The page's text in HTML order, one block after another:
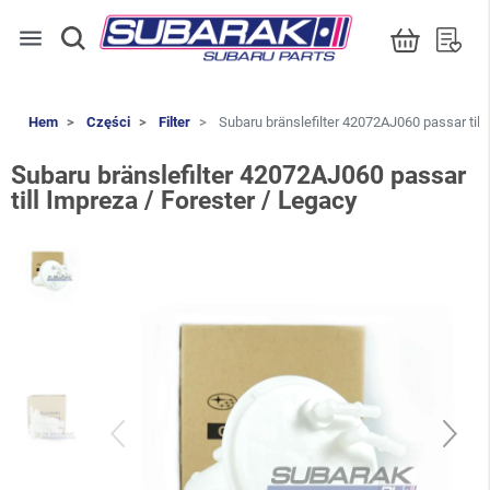
menu
Hem Części Filter Subaru bränslefilter 42072AJ060 passar
Subaru bränslefilter 42072AJ060 passar
till Impreza / Forester / Legacy